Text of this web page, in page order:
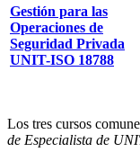
Gestión para las
Operaciones de
Seguridad Privada
UNIT-ISO 18788
Los tres cursos
de Especialista de